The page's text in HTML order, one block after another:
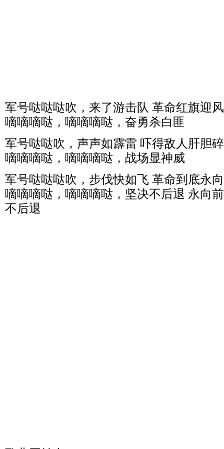
军号哒哒哒吹，来了游击队 革命红旗迎
嘀嘀嘀哒，嘀嘀嘀哒，奋勇杀白匪
军号哒哒吹，声声如霹雷 吓得敌人肝胆
嘀嘀嘀哒，嘀嘀嘀哒，战场显神威
军号哒哒哒吹，步伐快如飞 革命到底永
嘀嘀嘀哒，嘀嘀嘀哒，坚决不后退 永向
不后退